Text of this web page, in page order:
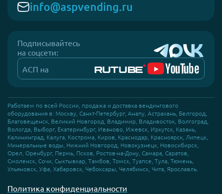
info@aspvending.ru
Подписывайтесь
на соцсети:
АСП на
Работаем по всей России, продажа и доставка вендингового
оборудования в: Москву, Санкт-Петербург, Анапу, Астрахань, Белгород,
Благовещенск, Великий Новгород, Владимир, Владивосток, Волгоград,
Вологда, Выборг, Екатеринбург, Иваново, Ижевск, Иркутск, Казань,
Калининград, Калуга, Кострома, Киров, Краснодар, Красноярск, Липецк,
Минеральные воды, Нижний Новгород, Новокузнецк, Новосибирск,
Орел, Оренбург, Пермь, Псков, Ростов-на-Дону, Самара, Саратов,
Смоленск, Сочи, Сыктывкар, Тамбов, Томск, Туапсе, Тула, Тюмень,
Ульяновск, Уфа, Хабаровск, Чебоксары, Челябинск, Чита, Ярославль.
Политика конфиденциальности